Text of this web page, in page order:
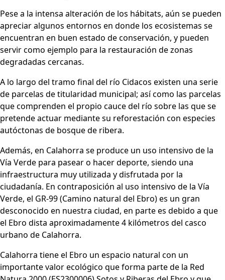
Pese a la intensa alteración de los hábitats, aún se pueden
apreciar algunos entornos en donde los ecosistemas se
encuentran en buen estado de conservación, y pueden
servir como ejemplo para la restauración de zonas
degradadas cercanas.
A lo largo del tramo final del río Cidacos existen una serie
de parcelas de titularidad municipal; así como las parcelas
que comprenden el propio cauce del río sobre las que se
pretende actuar mediante su reforestación con especies
autóctonas de bosque de ribera.
Además, en Calahorra se produce un uso intensivo de la
Vía Verde para pasear o hacer deporte, siendo una
infraestructura muy utilizada y disfrutada por la
ciudadanía. En contraposición al uso intensivo de la Vía
Verde, el GR-99 (Camino natural del Ebro) es un gran
desconocido en nuestra ciudad, en parte es debido a que
el Ebro dista aproximadamente 4 kilómetros del casco
urbano de Calahorra.
Calahorra tiene el Ebro un espacio natural con un
importante valor ecológico que forma parte de la Red